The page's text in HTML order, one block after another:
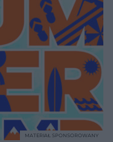
MATERIAŁ SPONSOROWANY